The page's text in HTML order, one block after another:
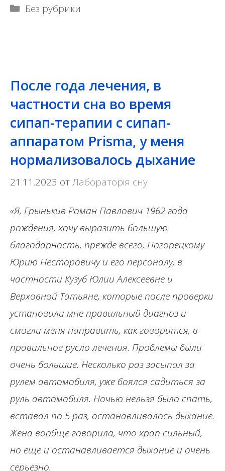
Рубрики
Без рубрики
После года лечения, в
частности сна во время
сипап-терапии с сипап-
аппаратом Prisma, у меня
нормализовалось дыхание
21.11.2023 отЛабораторія сну
«Я, Грынькив Роман Павлович 1962 года
рождения, хочу выразить большую
благодарность, прежде всего, Погорецкому
Юрию Несторовичу и его персоналу, в
частности Кузуб Юлии Алексеевне и
Верховной Татьяне, которые после проверки
установили мне правильный диагноз и
смогли меня направить, как говорится, в
правильное русло лечения. Проблемы были
очень большие. Несколько раз засыпал за
рулем автомобиля, уже боялся садиться за
руль автомобиля. Ночью нельзя было спать,
вставал по 5 раз, останавливалось дыхание.
Жена вообще говорила, что храп сильный,
но еще и останавливается дыхание и очень
серьезно.